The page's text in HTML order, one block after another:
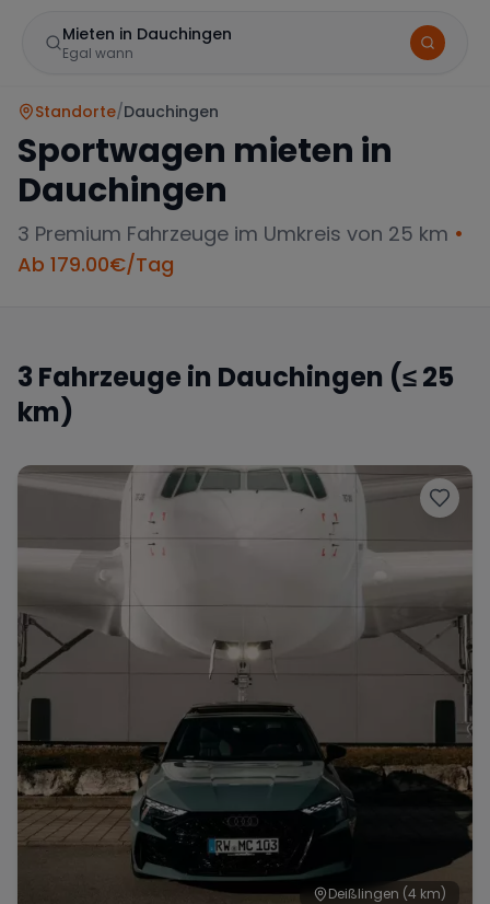
Mieten in Dauchingen
Egal wann
McLaren Jaguar
Tesla Dodge
Rolls Royce
Wann
Standorte/Dauchingen
Sportwagen mieten in
Dauchingen
3 Premium Fahrzeuge im Umkreis von 25 km •
Ab 179.00€/Tag
3 Fahrzeuge in Dauchingen (≤ 25
km)
Deißlingen (4 km)